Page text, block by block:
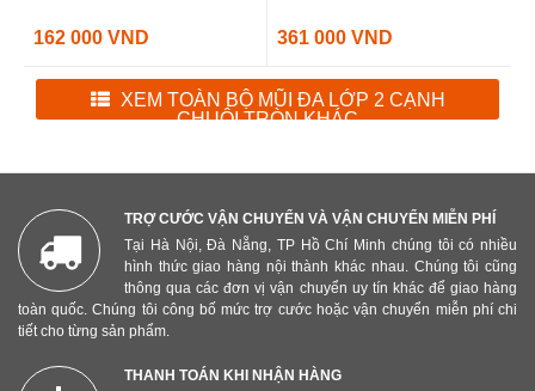
162 000 VND 361 000 VND
XEM TOÀN BỘ MŨI ĐA LỚP 2 CẠNH
CHUÔI TRÒN KHÁC
TRỢ CƯỚC VẬN CHUYỂN VÀ VẬN CHUYỂN MIỄN PHÍ
Tại Hà Nội, Đà Nẵng, TP Hồ Chí Minh chúng tôi có nhiều
hình thức giao hàng nội thành khác nhau. Chúng tôi cũng
thông qua các đơn vị vận chuyển uy tín khác để giao hàng
toàn quốc. Chúng tôi công bố mức trợ cước hoặc vận chuyển miễn phí chi
tiết cho từng sản phẩm.
THANH TOÁN KHI NHẬN HÀNG